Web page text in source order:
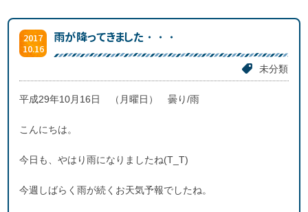
2017
10.16
雨が降ってきました・・・
未分類
平成29年10月16日 （月曜日） 曇り/雨
こんにちは。
今日も、やはり雨になりましたね(T_T)
今週しばらく雨が続くお天気予報でしたね。